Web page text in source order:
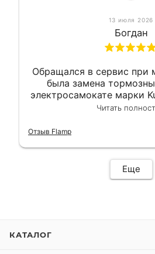
13 июля 2026
Богдан
Обращался в сервис при
была замена
электросамокате марки
сделали в лучшем виде
гарантии, поэтому и
Читать
Отзыв Flamp
Еще
КАТАЛОГ